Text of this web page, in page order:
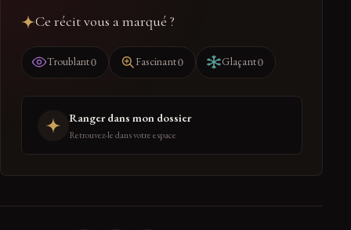
Ce récit vous a marqué ?
Troublant0 Fascinant0 Glaçant0
Ranger dans mon dossier
Retrouvez-le dans votre espace